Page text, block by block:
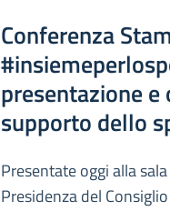
Conferenza
presentazione
supporto dello
Presentate oggi alla
Presidenza del